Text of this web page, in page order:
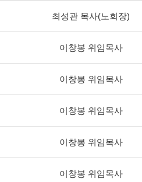
최성관 목사(노회장)
이창봉 위임목사
이창봉 위임목사
이창봉 위임목사
이창봉 위임목사
이창봉 위임목사